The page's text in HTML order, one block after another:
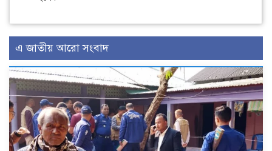
এ জাতীয় আরো সংবাদ